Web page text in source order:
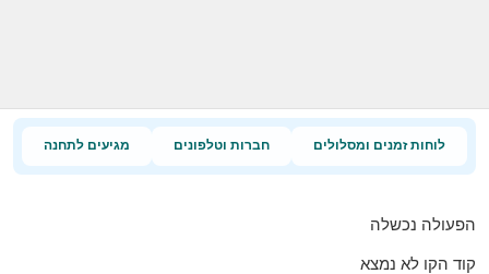
לוחות זמנים ומסלולים חברות וטלפונים מגיעים לתחנה
הפעולה נכשלה
קוד הקו לא נמצא